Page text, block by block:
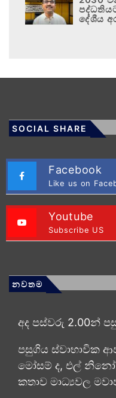
දේශීය
SOCIAL SHARE
Facebook
Like us on
Youtube
Subscribe US
නවතම
අද පස්වරු 2.00න්
පසුගිය ස්වාභාවික
මෝසම් ද, එල්
කතාව මාධ්‍යවල